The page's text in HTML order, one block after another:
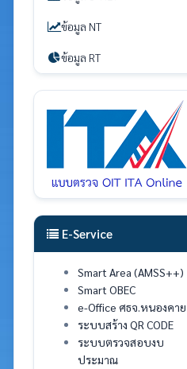
ข้อมูล NT
ข้อมูล RT
E-Service
Smart Area (AMSS++)
Smart OBEC
e-Office ศธจ.หนองคาย
ระบบสร้าง QR CODE
ระบบตรวจสอบงบ
ประมาณ